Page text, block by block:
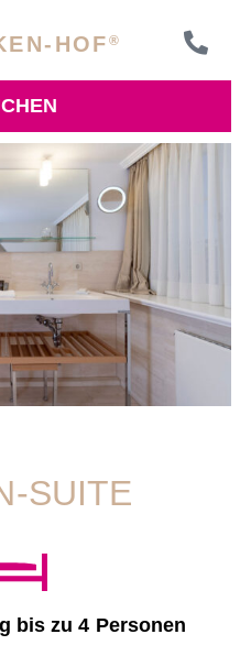
HOF ®
SUITE
bis zu 4 Personen